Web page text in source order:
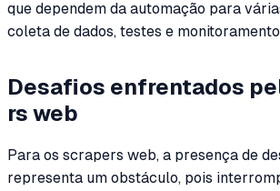
que dependem da automação para
coleta de dados, testes e
Desafios enfrentados
rs web
Para os scrapers web, a presença de
representa um obstáculo, pois